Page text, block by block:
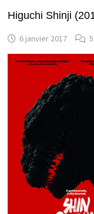
Higuchi Shinji
6 janvier 2017 5